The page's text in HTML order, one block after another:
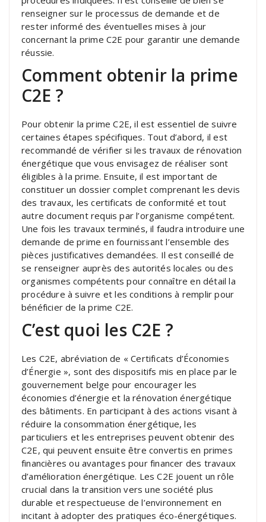
renseigner sur le processus de demande et de
rester informé des éventuelles mises à jour
concernant la prime C2E pour garantir une demande
réussie.
Comment obtenir la prime
C2E ?
Pour obtenir la prime C2E, il est essentiel de suivre
certaines étapes spécifiques. Tout d’abord, il est
recommandé de vérifier si les travaux de rénovation
énergétique que vous envisagez de réaliser sont
éligibles à la prime. Ensuite, il est important de
constituer un dossier complet comprenant les devis
des travaux, les certificats de conformité et tout
autre document requis par l’organisme compétent.
Une fois les travaux terminés, il faudra introduire une
demande de prime en fournissant l’ensemble des
pièces justificatives demandées. Il est conseillé de
se renseigner auprès des autorités locales ou des
organismes compétents pour connaître en détail la
procédure à suivre et les conditions à remplir pour
bénéficier de la prime C2E.
C’est quoi les C2E ?
Les C2E, abréviation de « Certificats d’Économies
d’Énergie », sont des dispositifs mis en place par le
gouvernement belge pour encourager les
économies d’énergie et la rénovation énergétique
des bâtiments. En participant à des actions visant à
réduire la consommation énergétique, les
particuliers et les entreprises peuvent obtenir des
C2E, qui peuvent ensuite être convertis en primes
financières ou avantages pour financer des travaux
d’amélioration énergétique. Les C2E jouent un rôle
crucial dans la transition vers une société plus
durable et respectueuse de l’environnement en
incitant à adopter des pratiques éco-énergétiques.